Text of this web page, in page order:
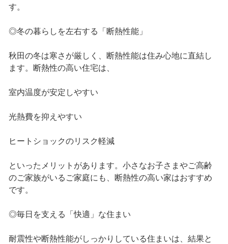
す。
◎冬の暮らしを左右する「断熱性能」
秋田の冬は寒さが厳しく、断熱性能は住み心地に直結し
ます。断熱性の高い住宅は、
室内温度が安定しやすい
光熱費を抑えやすい
ヒートショックのリスク軽減
といったメリットがあります。小さなお子さまやご高齢
のご家族がいるご家庭にも、断熱性の高い家はおすすめ
です。
◎毎日を支える「快適」な住まい
耐震性や断熱性能がしっかりしている住まいは、結果と